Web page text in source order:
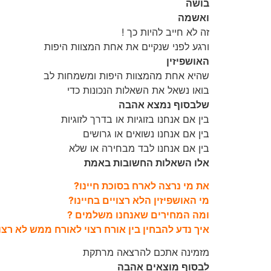
בושה
ואשמה
זה לא חייב להיות כך !
ורגע לפני שנקיים את אחת המצוות היפות
האושפיזין
שהיא אחת מהמצוות היפות ומשמחות לב
בואו נשאל את השאלות הנכונות כדי
שלבסוף נמצא אהבה
בין אם אנחנו בזוגיות או בדרך לזוגיות
בין אם אנחנו נשואים או גרושים
בין אם אנחנו לבד מבחירה או שלא
אלו השאלות החשובות באמת
את מי נרצה לארח בסוכת חיינו?
מי האושפיזין הלא רצויים בחיינו?
ומה המחירים שאנחנו משלמים ?
איך נדע להבחין בין אורח רצוי לאורח ממש לא
מזמינה אתכם להרצאה מרתקת
לבסוף מוצאים אהבה